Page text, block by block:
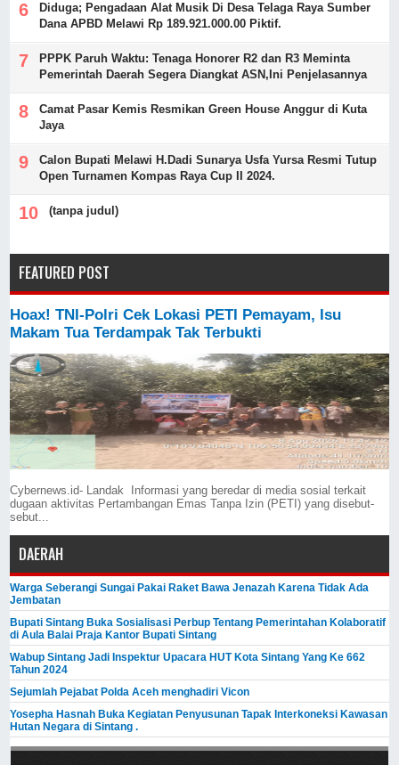
Diduga; Pengadaan Alat Musik Di Desa Telaga Raya Sumber
Dana APBD Melawi Rp 189.921.000.00 Piktif.
PPPK Paruh Waktu: Tenaga Honorer R2 dan R3 Meminta
Pemerintah Daerah Segera Diangkat ASN,Ini Penjelasannya
Camat Pasar Kemis Resmikan Green House Anggur di Kuta
Jaya
Calon Bupati Melawi H.Dadi Sunarya Usfa Yursa Resmi Tutup
Open Turnamen Kompas Raya Cup II 2024.
(tanpa judul)
FEATURED POST
Hoax! TNI-Polri Cek Lokasi PETI Pemayam, Isu
Makam Tua Terdampak Tak Terbukti
Cybernews.id- Landak Informasi yang beredar di media sosial terkait
dugaan aktivitas Pertambangan Emas Tanpa Izin (PETI) yang disebut-
sebut...
DAERAH
Warga Seberangi Sungai Pakai Raket Bawa Jenazah Karena Tidak Ada
Jembatan
Bupati Sintang Buka Sosialisasi Perbup Tentang Pemerintahan Kolaboratif
di Aula Balai Praja Kantor Bupati Sintang
Wabup Sintang Jadi Inspektur Upacara HUT Kota Sintang Yang Ke 662
Tahun 2024
Sejumlah Pejabat Polda Aceh menghadiri Vicon
Yosepha Hasnah Buka Kegiatan Penyusunan Tapak Interkoneksi Kawasan
Hutan Negara di Sintang .